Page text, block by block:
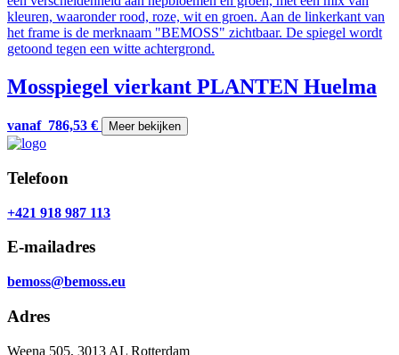
Mosspiegel vierkant PLANTEN Huelma
vanaf 786,53 € Meer bekijken
Telefoon
+421 918 987 113
E-mailadres
bemoss@bemoss.eu
Adres
Weena 505, 3013 AL Rotterdam